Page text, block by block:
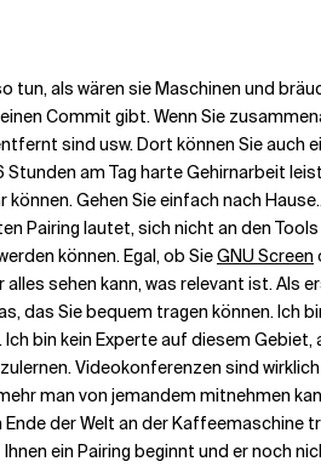
als wären sie Maschinen und
Commit gibt. Wenn Sie
sind usw. Dort können Sie auch
am Tag harte Gehirnarbeit
Gehen Sie einfach nach
Pairing lautet, sich nicht an den
können. Egal, ob SieGNU Screen
sehen kann, was relevant ist. Als
das Sie bequem tragen können. Ich
bin kein Experte auf diesem
Videokonferenzen sind
man von jemandem mitnehmen
der Welt an der Kaffeemaschine
ein Pairing beginnt und er noch